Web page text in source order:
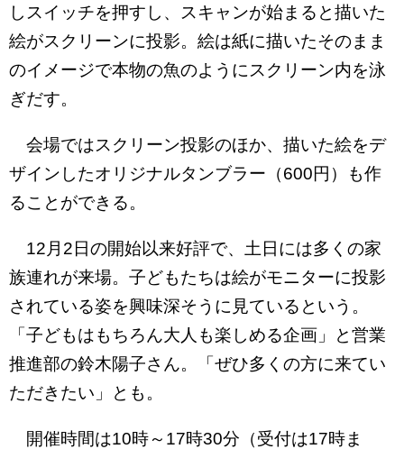
しスイッチを押すし、スキャンが始まると描いた
絵がスクリーンに投影。絵は紙に描いたそのまま
のイメージで本物の魚のようにスクリーン内を泳
ぎだす。
会場ではスクリーン投影のほか、描いた絵をデ
ザインしたオリジナルタンブラー（600円）も作
ることができる。
12月2日の開始以来好評で、土日には多くの家
族連れが来場。子どもたちは絵がモニターに投影
されている姿を興味深そうに見ているという。
「子どもはもちろん大人も楽しめる企画」と営業
推進部の鈴木陽子さん。「ぜひ多くの方に来てい
ただきたい」とも。
開催時間は10時～17時30分（受付は17時ま